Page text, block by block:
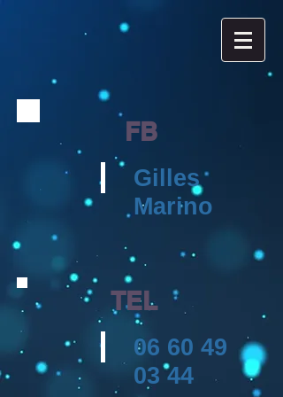
FB
Gilles
Marino
TEL
06 60 49
03 44